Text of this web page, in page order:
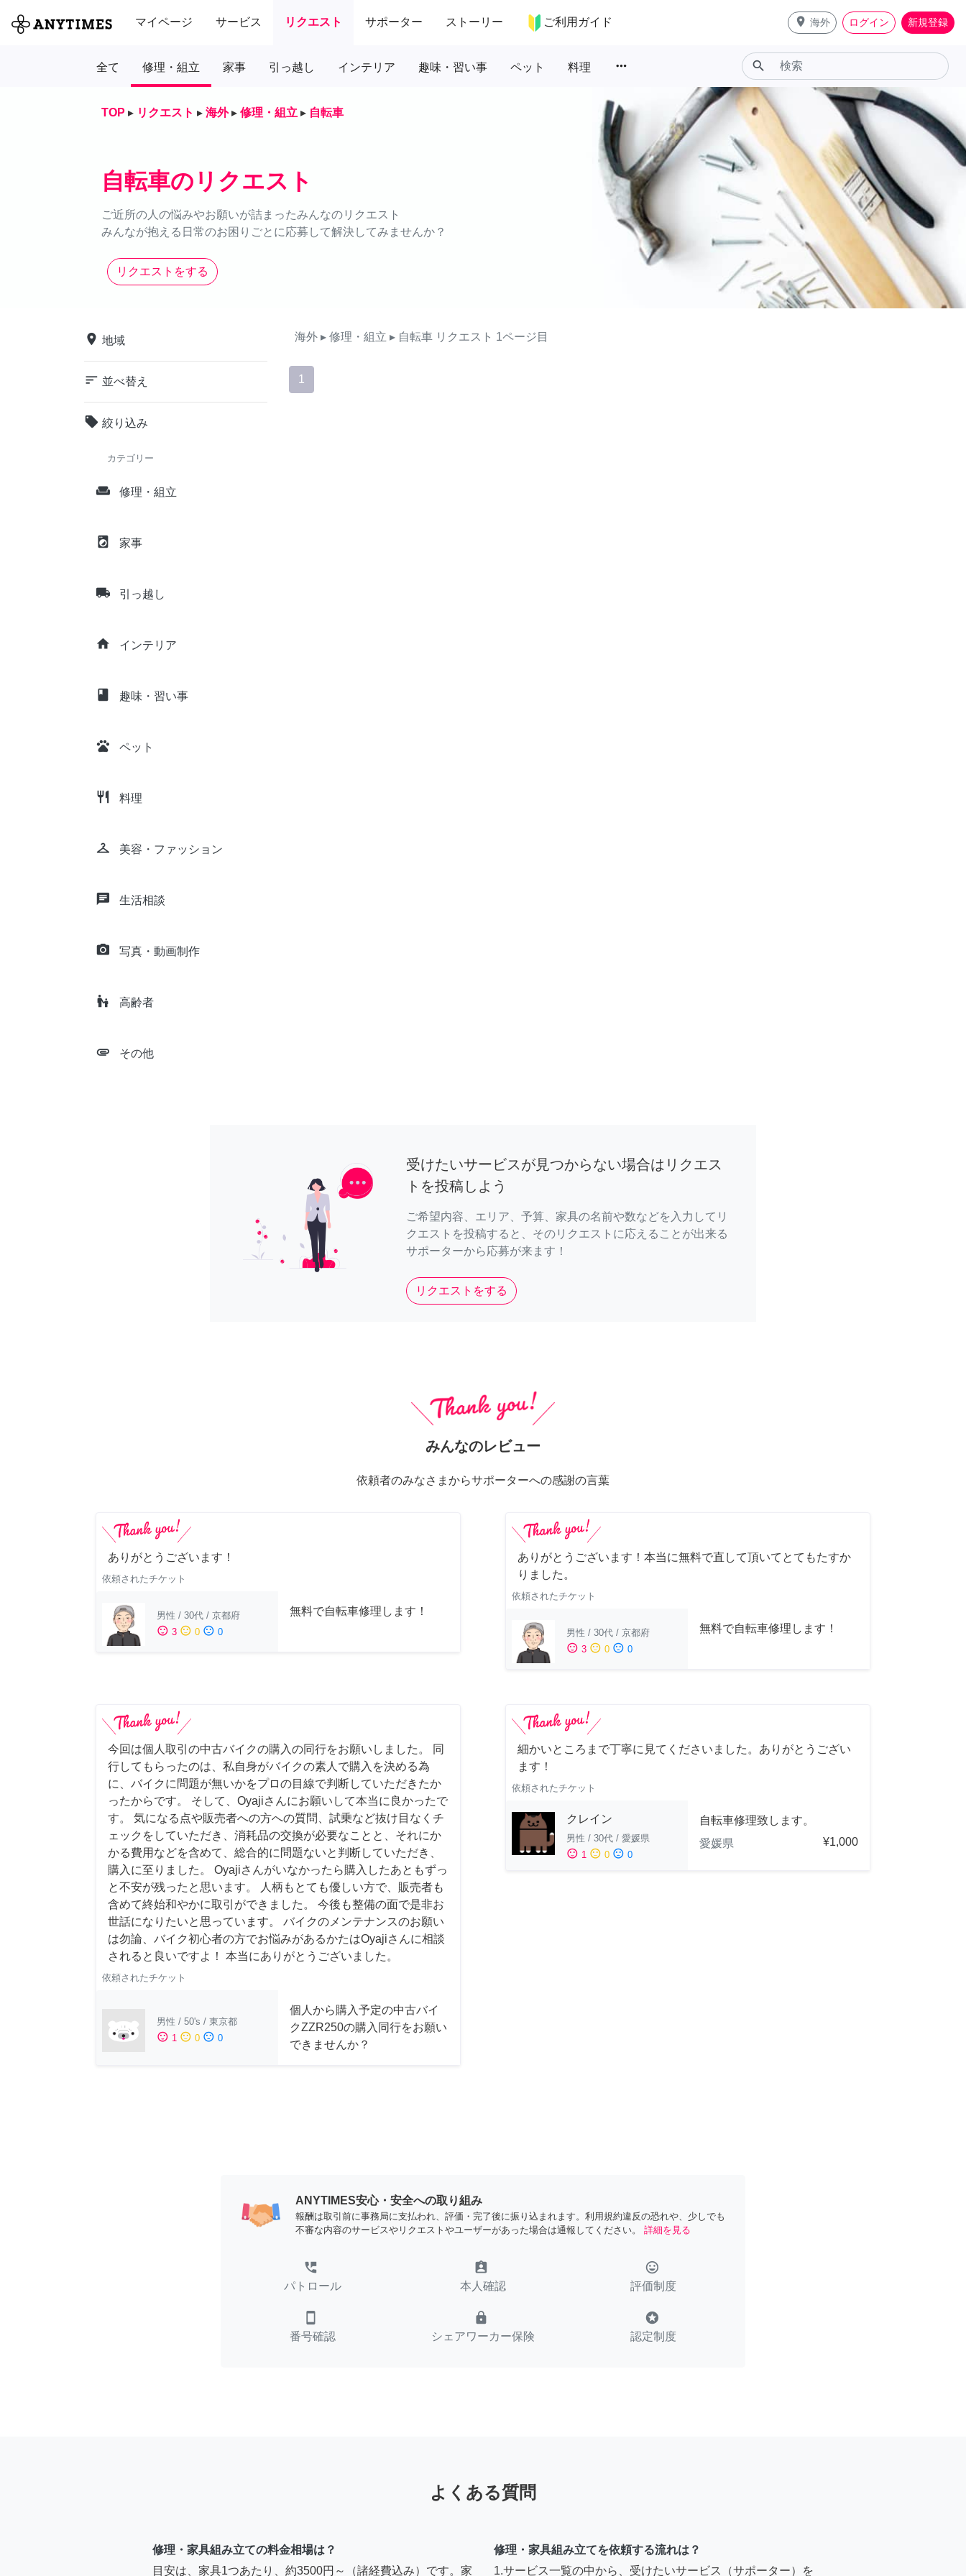
マイページ サービス リクエスト サポーター ストーリー ご利用ガイド place 海外 ログイン 新規登録
全て 修理・組立 家事 引っ越し インテリア 趣味・習い事 ペット 料理 more_horiz search
TOP ▸ リクエスト ▸ 海外 ▸ 修理・組立 ▸ 自転車
自転車のリクエスト
ご近所の人の悩みやお願いが詰まったみんなのリクエスト
みんなが抱える日常のお困りごとに応募して解決してみませんか？
リクエストをする
place 地域
sort 並べ替え
local_offer 絞り込み
カテゴリー
weekend 修理・組立
local_laundry_service 家事
local_shipping 引っ越し
home インテリア
class 趣味・習い事
pets ペット
restaurant 料理
checkroom 美容・ファッション
chat 生活相談
camera_alt 写真・動画制作
escalator_warning 高齢者
attachment その他
海外 ▸ 修理・組立 ▸ 自転車 リクエスト 1ページ目
1
受けたいサービスが見つからない場合はリクエス
トを投稿しよう
ご希望内容、エリア、予算、家具の名前や数などを入力してリ
クエストを投稿すると、そのリクエストに応えることが出来る
サポーターから応募が来ます！
リクエストをする
みんなのレビュー
依頼者のみなさまからサポーターへの感謝の言葉
ありがとうございます！
依頼されたチケット
男性 / 30代 / 京都府
sentiment_satisfied 3 sentiment_neutral 0 sentiment_dissatisfied 0
無料で自転車修理します！
ありがとうございます！本当に無料で直して頂いてとてもたすか
りました。
依頼されたチケット
男性 / 30代 / 京都府
sentiment_satisfied 3 sentiment_neutral 0 sentiment_dissatisfied 0
無料で自転車修理します！
今回は個人取引の中古バイクの購入の同行をお願いしました。 同
行してもらったのは、私自身がバイクの素人で購入を決める為
に、バイクに問題が無いかをプロの目線で判断していただきたか
ったからです。 そして、Oyajiさんにお願いして本当に良かったで
す。 気になる点や販売者への方への質問、試乗など抜け目なくチ
ェックをしていただき、消耗品の交換が必要なことと、それにか
かる費用などを含めて、総合的に問題ないと判断していただき、
購入に至りました。 Oyajiさんがいなかったら購入したあともずっ
と不安が残ったと思います。 人柄もとても優しい方で、販売者も
含めて終始和やかに取引ができました。 今後も整備の面で是非お
世話になりたいと思っています。 バイクのメンテナンスのお願い
は勿論、バイク初心者の方でお悩みがあるかたはOyajiさんに相談
されると良いですよ！ 本当にありがとうございました。
依頼されたチケット
男性 / 50's / 東京都
sentiment_satisfied 1 sentiment_neutral 0 sentiment_dissatisfied 0
個人から購入予定の中古バイ
クZZR250の購入同行をお願い
できませんか？
細かいところまで丁寧に見てくださいました。ありがとうござい
ます！
依頼されたチケット
クレイン
男性 / 30代 / 愛媛県
sentiment_satisfied 1 sentiment_neutral 0 sentiment_dissatisfied 0
自転車修理致します。
愛媛県
¥1,000
ANYTIMES安心・安全への取り組み
報酬は取引前に事務局に支払われ、評価・完了後に振り込まれます。利用規約違反の恐れや、少しでも
不審な内容のサービスやリクエストやユーザーがあった場合は通報してください。
詳細を見る
perm_phone_msg
パトロール
assignment_ind
本人確認
tag_faces
評価制度
smartphone
番号確認
lock
シェアワーカー保険
stars
認定制度
よくある質問
修理・家具組み立ての料金相場は？
目安は、家具1つあたり、約3500円～（諸経費込み）です。家
修理・家具組み立てを依頼する流れは？
1.サービス一覧の中から、受けたいサービス（サポーター）を